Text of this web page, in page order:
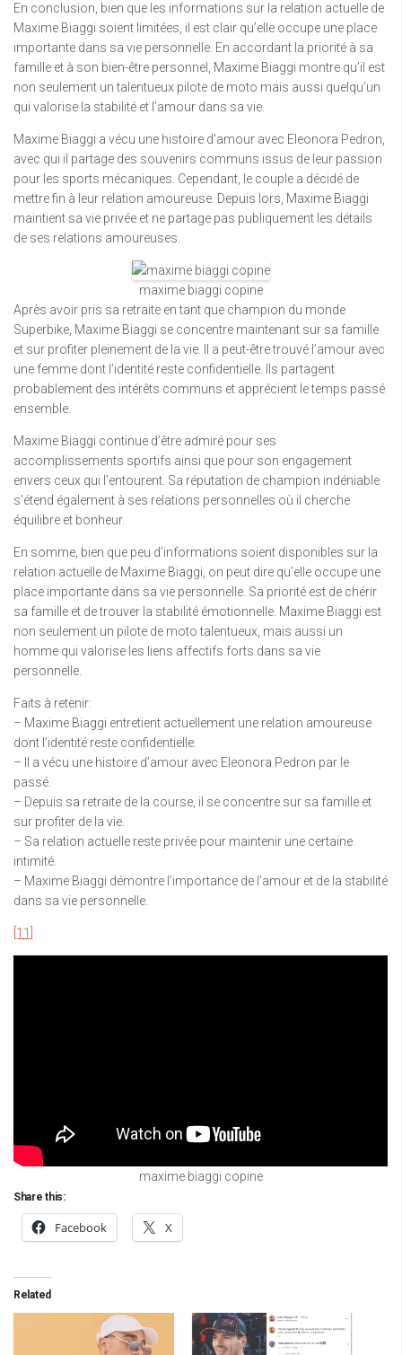
En conclusion, bien que les informations sur la relation actuelle de
Maxime Biaggi soient limitées, il est clair qu’elle occupe une place
importante dans sa vie personnelle. En accordant la priorité à sa
famille et à son bien-être personnel, Maxime Biaggi montre qu’il est
non seulement un talentueux pilote de moto mais aussi quelqu’un
qui valorise la stabilité et l’amour dans sa vie.
Maxime Biaggi a vécu une histoire d’amour avec Eleonora Pedron,
avec qui il partage des souvenirs communs issus de leur passion
pour les sports mécaniques. Cependant, le couple a décidé de
mettre fin à leur relation amoureuse. Depuis lors, Maxime Biaggi
maintient sa vie privée et ne partage pas publiquement les détails
de ses relations amoureuses.
maxime biaggi copine
Après avoir pris sa retraite en tant que champion du monde
Superbike, Maxime Biaggi se concentre maintenant sur sa famille
et sur profiter pleinement de la vie. Il a peut-être trouvé l’amour avec
une femme dont l’identité reste confidentielle. Ils partagent
probablement des intérêts communs et apprécient le temps passé
ensemble.
Maxime Biaggi continue d’être admiré pour ses
accomplissements sportifs ainsi que pour son engagement
envers ceux qui l’entourent. Sa réputation de champion indéniable
s’étend également à ses relations personnelles où il cherche
équilibre et bonheur.
En somme, bien que peu d’informations soient disponibles sur la
relation actuelle de Maxime Biaggi, on peut dire qu’elle occupe une
place importante dans sa vie personnelle. Sa priorité est de chérir
sa famille et de trouver la stabilité émotionnelle. Maxime Biaggi est
non seulement un pilote de moto talentueux, mais aussi un
homme qui valorise les liens affectifs forts dans sa vie
personnelle.
Faits à retenir:
– Maxime Biaggi entretient actuellement une relation amoureuse
dont l’identité reste confidentielle.
– Il a vécu une histoire d’amour avec Eleonora Pedron par le
passé.
– Depuis sa retraite de la course, il se concentre sur sa famille et
sur profiter de la vie.
– Sa relation actuelle reste privée pour maintenir une certaine
intimité.
– Maxime Biaggi démontre l’importance de l’amour et de la stabilité
dans sa vie personnelle.
[11]
maxime biaggi copine
Share this:
Facebook X
Related